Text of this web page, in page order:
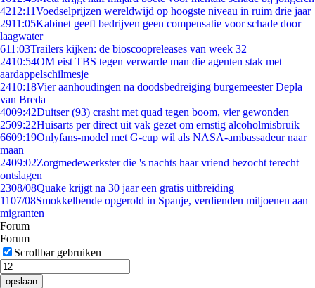
4212:11Voedselprijzen wereldwijd op hoogste niveau in ruim drie jaar
2911:05Kabinet geeft bedrijven geen compensatie voor schade door
laagwater
611:03Trailers kijken: de bioscoopreleases van week 32
2410:54OM eist TBS tegen verwarde man die agenten stak met
aardappelschilmesje
2410:18Vier aanhoudingen na doodsbedreiging burgemeester Depla
van Breda
4009:42Duitser (93) crasht met quad tegen boom, vier gewonden
2509:22Huisarts per direct uit vak gezet om ernstig alcoholmisbruik
6609:19Onlyfans-model met G-cup wil als NASA-ambassadeur naar
maan
2409:02Zorgmedewerkster die 's nachts haar vriend bezocht terecht
ontslagen
2308/08Quake krijgt na 30 jaar een gratis uitbreiding
1107/08Smokkelbende opgerold in Spanje, verdienden miljoenen aan
migranten
Forum
Forum
Scrollbar gebruiken
opslaan